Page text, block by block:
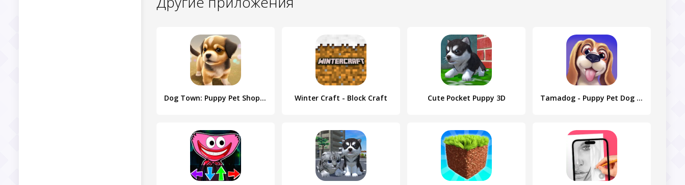
Dog Town: Puppy Pet Shop Games Winter Craft - Block Craft Cute Pocket Puppy 3D Tamadog - Puppy Pet Dog Games